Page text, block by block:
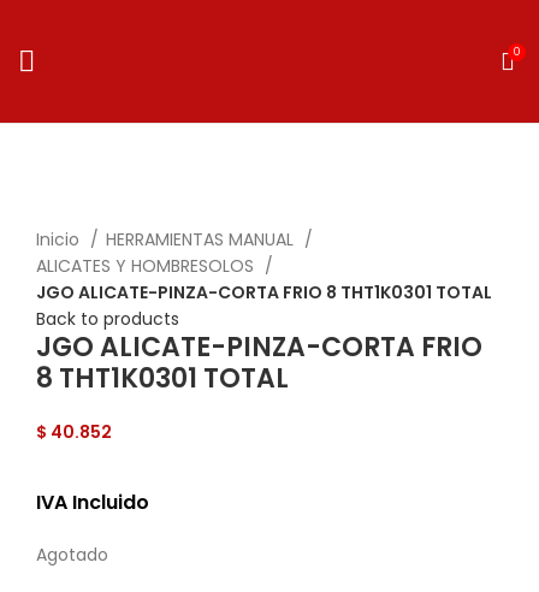
0
Inicio
HERRAMIENTAS MANUAL
ALICATES Y HOMBRESOLOS
JGO ALICATE-PINZA-CORTA FRIO 8 THT1K0301 TOTAL
Back to products
JGO ALICATE-PINZA-CORTA FRIO
8 THT1K0301 TOTAL
$ 40.852
IVA Incluido
Agotado